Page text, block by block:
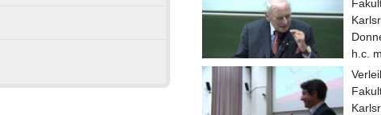
h.c.